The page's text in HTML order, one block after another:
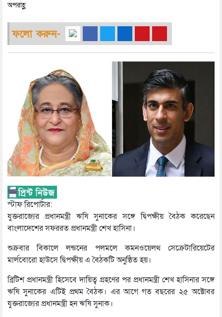
অপরাহ্ণ
ফলো করুন-
স্টাফ রিপোর্টার:
যুক্তরাজ্যের প্রধানমন্ত্রী ঋষি সুনাকের সঙ্গে দ্বিপক্ষীয় বৈঠক করেছেন
বাংলাদেশের সফররত প্রধানমন্ত্রী শেখ হাসিনা।
শুক্রবার বিকালে লন্ডনের পলমলে কমনওয়েলথ সেক্রেটারিয়েটের
মার্লবোরো হাউসে দ্বিপক্ষীয় এ বৈঠকটি অনুষ্ঠিত হয়।
ব্রিটিশ প্রধানমন্ত্রী হিসেবে দায়িত্ব গ্রহণের পর প্রধানমন্ত্রী শেখ হাসিনার সঙ্গে
ঋষি সুনাকের এটিই প্রথম বৈঠক। এর আগে গত বছরের ২৫ অক্টোবর
যুক্তরাজ্যের প্রধানমন্ত্রী হন ঋষি সুনাক।